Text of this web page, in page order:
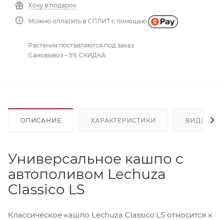
Хочу в подарок
Можно оплатить в СПЛИТ с помощью
Растения поставляются под заказ
Самовывоз – 5% СКИДКА
ОПИСАНИЕ ХАРАКТЕРИСТИКИ ВИДЕО
Универсальное кашпо с
автополивом Lechuza
Classico LS
Классическое кашпо Lechuza Classico LS относится к